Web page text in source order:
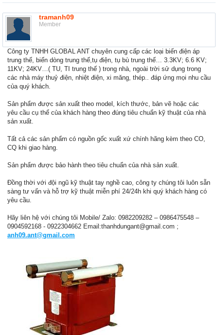
tramanh09
Member
Công ty TNHH GLOBAL ANT chuyên cung cấp các loại biến điện áp
trung thế, biến dòng trung thế,tụ điện, tụ bù trung thế… 3.3KV; 6.6 KV;
11KV; 24KV…( TU, TI trung thế ) trong nhà, ngoài trời sử dụng trong
các nhà máy thuỷ điện, nhiệt điện, xi măng, thép.. đáp ứng mọi nhu cầu
của quý khách.
Sản phẩm được sản xuất theo model, kích thước, bản vẽ hoặc các
yêu cầu cụ thể của khách hàng theo đúng tiêu chuẩn kỹ thuật của nhà
sản xuất.
Tất cả các sản phẩm có nguồn gốc xuất xứ chính hãng kèm theo CO,
CQ khi giao hàng.
Sản phẩm được bảo hành theo tiêu chuẩn của nhà sản xuất.
Đồng thời với đội ngũ kỹ thuật tay nghề cao, công ty chúng tôi luôn sẵn
sàng tư vấn và hỗ trợ kỹ thuật miễn phí 24/24h khi quý khách hàng có
yêu cầu.
Hãy liên hệ với chúng tôi Mobile/ Zalo: 0982209282 – 0986475548 –
0904592168 - 0922304662 Email:thanhdungant@gmail.com ;
anh09.ant@gmail.com